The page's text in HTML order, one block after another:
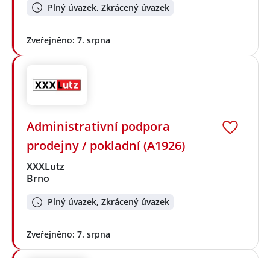
Plný úvazek, Zkrácený úvazek
Zveřejněno: 7. srpna
Administrativní podpora
prodejny / pokladní (A1926)
XXXLutz
Brno
Plný úvazek, Zkrácený úvazek
Zveřejněno: 7. srpna